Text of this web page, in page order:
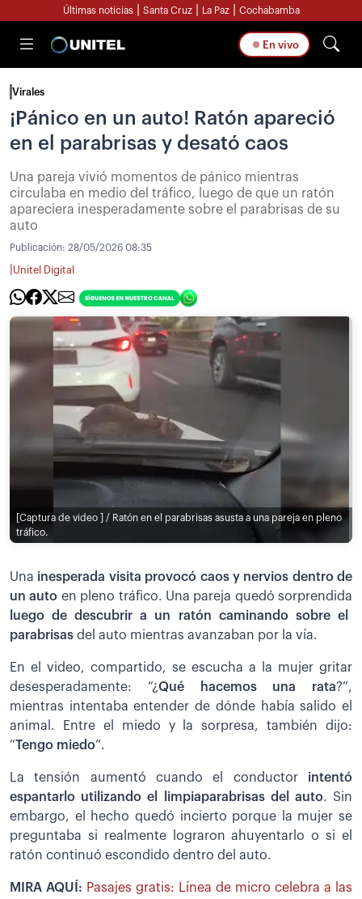
Últimas noticias Santa Cruz La Paz Cochabamba
En vivo
Virales
¡Pánico en un auto! Ratón apareció
en el parabrisas y desató caos
Una pareja vivió momentos de pánico mientras
circulaba en medio del tráfico, luego de que un ratón
apareciera inesperadamente sobre el parabrisas de su
auto
Publicación: 28/05/2026 08:35
Unitel Digital
[Captura de video ] / Ratón en el parabrisas asusta a una pareja en pleno
tráfico.
Una inesperada visita provocó caos y nervios dentro de
un auto en pleno tráfico. Una pareja quedó sorprendida
luego de descubrir a un ratón caminando sobre el
parabrisas del auto mientras avanzaban por la vía.
En el video, compartido, se escucha a la mujer gritar
desesperadamente: “¿Qué hacemos una rata?”,
mientras intentaba entender de dónde había salido el
animal. Entre el miedo y la sorpresa, también dijo:
“Tengo miedo”.
La tensión aumentó cuando el conductorintentó
espantarlo utilizando el limpiaparabrisas del auto. Sin
embargo, el hecho quedó incierto porque la mujer se
preguntaba si realmente lograron ahuyentarlo o si el
ratón continuó escondido dentro del auto.
MIRA AQUÍ: Pasajes gratis: Línea de micro celebra a las